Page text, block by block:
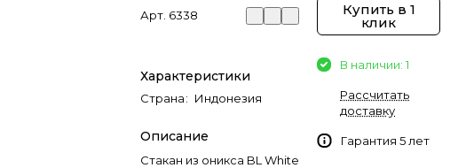
Арт. 6338
Характеристики
Страна: Индонезия
Описание
Стакан из оникса BL White
Купить в 1
клик
В наличии: 1
Рассчитать
доставку
Гарантия 5 лет